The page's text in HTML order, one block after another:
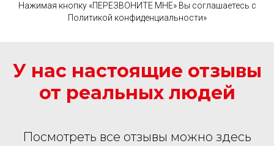
Нажимая кнопку «ПЕРЕЗВОНИТЕ МНЕ» Вы соглашаетесь с
Политикой конфиденциальности»
У нас настоящие отзывы
от реальных людей
Посмотреть все отзывы можно здесь